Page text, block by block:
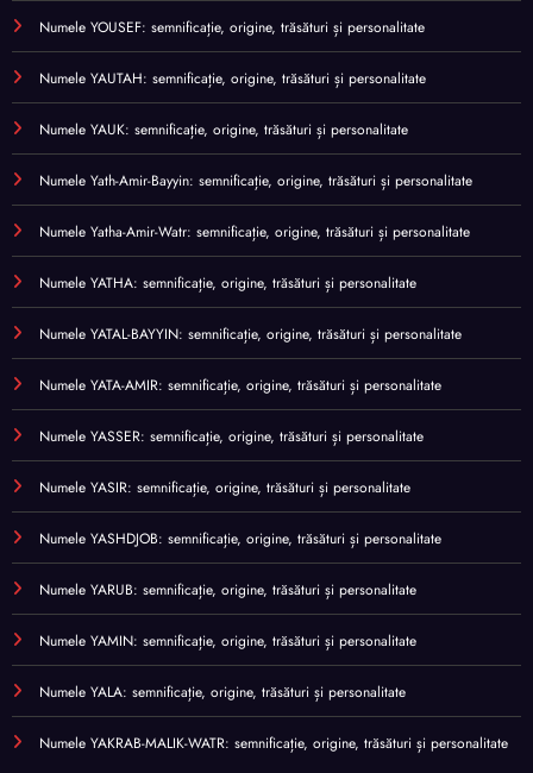
Numele YOUSEF: semnificație, origine, trăsături și personalitate
Numele YAUTAH: semnificație, origine, trăsături și personalitate
Numele YAUK: semnificație, origine, trăsături și personalitate
Numele Yath-Amir-Bayyin: semnificație, origine, trăsături și personalitate
Numele Yatha-Amir-Watr: semnificație, origine, trăsături și personalitate
Numele YATHA: semnificație, origine, trăsături și personalitate
Numele YATAL-BAYYIN: semnificație, origine, trăsături și personalitate
Numele YATA-AMIR: semnificație, origine, trăsături și personalitate
Numele YASSER: semnificație, origine, trăsături și personalitate
Numele YASIR: semnificație, origine, trăsături și personalitate
Numele YASHDJOB: semnificație, origine, trăsături și personalitate
Numele YARUB: semnificație, origine, trăsături și personalitate
Numele YAMIN: semnificație, origine, trăsături și personalitate
Numele YALA: semnificație, origine, trăsături și personalitate
Numele YAKRAB-MALIK-WATR: semnificație, origine, trăsături și personalitate